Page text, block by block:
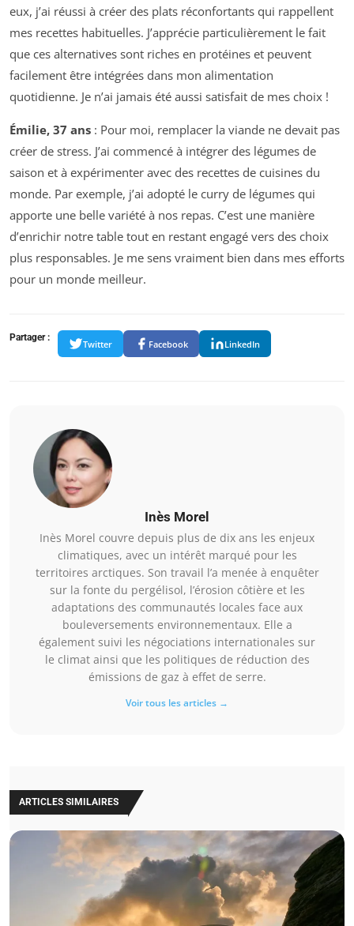
eux, j’ai réussi à créer des plats réconfortants qui rappellent
mes recettes habituelles. J’apprécie particulièrement le fait
que ces alternatives sont riches en protéines et peuvent
facilement être intégrées dans mon alimentation
quotidienne. Je n’ai jamais été aussi satisfait de mes choix !
Émilie, 37 ans : Pour moi, remplacer la viande ne devait pas
créer de stress. J’ai commencé à intégrer des légumes de
saison et à expérimenter avec des recettes de cuisines du
monde. Par exemple, j’ai adopté le curry de légumes qui
apporte une belle variété à nos repas. C’est une manière
d’enrichir notre table tout en restant engagé vers des choix
plus responsables. Je me sens vraiment bien dans mes efforts
pour un monde meilleur.
Partager :
Twitter Facebook LinkedIn
Inès Morel
Inès Morel couvre depuis plus de dix ans les enjeux
climatiques, avec un intérêt marqué pour les
territoires arctiques. Son travail l’a menée à enquêter
sur la fonte du pergélisol, l’érosion côtière et les
adaptations des communautés locales face aux
bouleversements environnementaux. Elle a
également suivi les négociations internationales sur
le climat ainsi que les politiques de réduction des
émissions de gaz à effet de serre.
Voir tous les articles →
ARTICLES SIMILAIRES